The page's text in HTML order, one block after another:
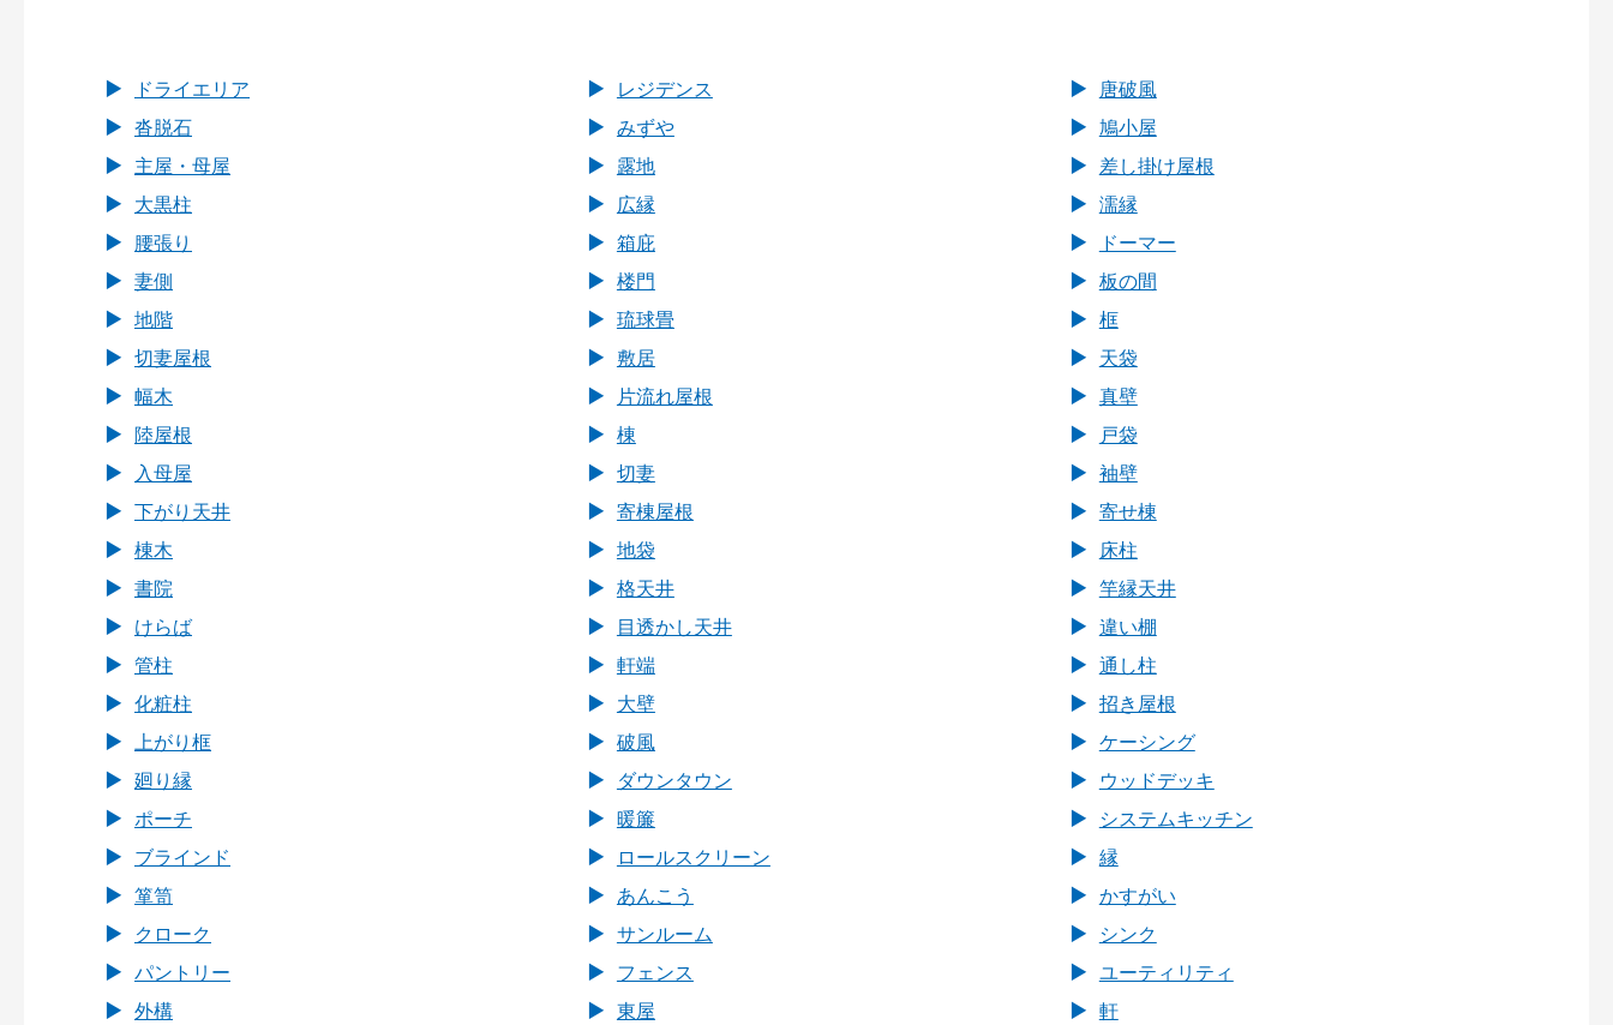
ドライエリア レジデンス
唐破風
沓脱石
みずや
鳩小屋
主屋・母屋
露地
差し掛け屋根
大黒柱
広縁
濡縁
腰張り
箱庇
ドーマー
妻側
楼門
板の間
地階
琉球畳
框
切妻屋根
敷居
天袋
幅木
片流れ屋根
真壁
陸屋根
棟
戸袋
入母屋
切妻
袖壁
下がり天井
寄棟屋根
寄せ棟
棟木
地袋
床柱
書院
格天井
竿縁天井
けらば
目透かし天井
違い棚
管柱
軒端
通し柱
化粧柱
大壁
招き屋根
上がり框
破風
ケーシング
廻り縁
ダウンタウン
ウッドデッキ
ポーチ
暖簾
システムキッチン
ブラインド
ロールスクリーン
縁
箪笥
あんこう
かすがい
クローク
サンルーム
シンク
パントリー
フェンス
ユーティリティ
外構
東屋
軒